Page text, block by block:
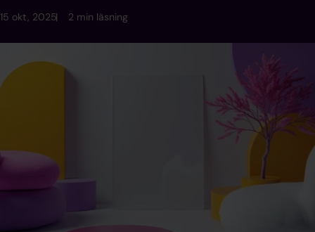
15 okt, 2025 2 min läsning